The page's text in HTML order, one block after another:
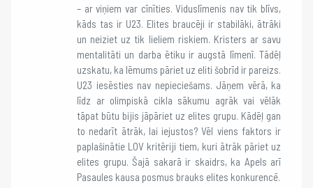
– ar viņiem var cīnīties. Viduslīmenis nav tik blīvs,
kāds tas ir U23. Elites braucēji ir stabilāki, ātrāki
un neiziet uz tik lieliem riskiem. Kristers ar savu
mentalitāti un darba ētiku ir augstā līmenī. Tādēļ
uzskatu, ka lēmums pāriet uz eliti šobrīd ir pareizs.
U23 iesēsties nav nepieciešams. Jāņem vērā, ka
līdz ar olimpiskā cikla sākumu agrāk vai vēlāk
tāpat būtu bijis jāpāriet uz elites grupu. Kādēļ gan
to nedarīt ātrāk, lai iejustos? Vēl viens faktors ir
paplašinātie LOV kritēriji tiem, kuri ātrāk pāriet uz
elites grupu. Šajā sakarā ir skaidrs, ka Apels arī
Pasaules kausa posmus brauks elites konkurencē.